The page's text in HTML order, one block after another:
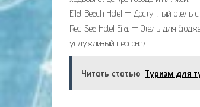
Eilat Beach Hotel — Доступный отель
Red Sea Hotel Eilat — Отель для
услужливый персонал.
Читать статью Туризм для